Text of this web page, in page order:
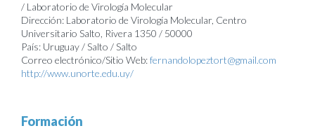
/ Laboratorio de Virología Molecular
Dirección: Laboratorio de Virología Molecular, Centro
Universitario Salto, Rivera 1350 / 50000
País: Uruguay / Salto / Salto
Correo electrónico/Sitio Web:fernandolopeztort@gmail.com
http://www.unorte.edu.uy/
Formación